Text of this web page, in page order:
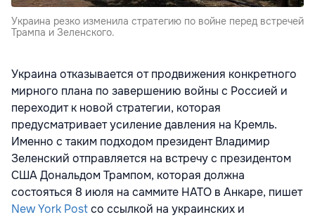
Украина резко изменила стратегию по войне перед встречей
Трампа и Зеленского.
Украина отказывается от продвижения конкретного
мирного плана по завершению войны с Россией и
переходит к новой стратегии, которая
предусматривает усиление давления на Кремль.
Именно с таким подходом президент Владимир
Зеленский отправляется на встречу с президентом
США Дональдом Трампом, которая должна
состояться 8 июля на саммите НАТО в Анкаре, пишет
New York Postсо ссылкой на украинских и